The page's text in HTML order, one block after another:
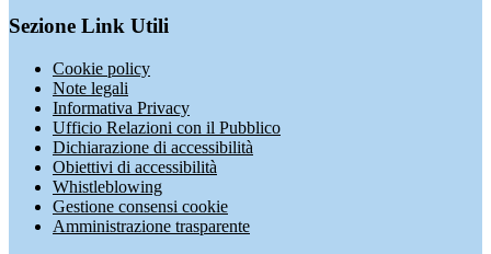
Sezione Link Utili
Cookie policy
Note legali
Informativa Privacy
Ufficio Relazioni con il Pubblico
Dichiarazione di accessibilità
Obiettivi di accessibilità
Whistleblowing
Gestione consensi cookie
Amministrazione trasparente